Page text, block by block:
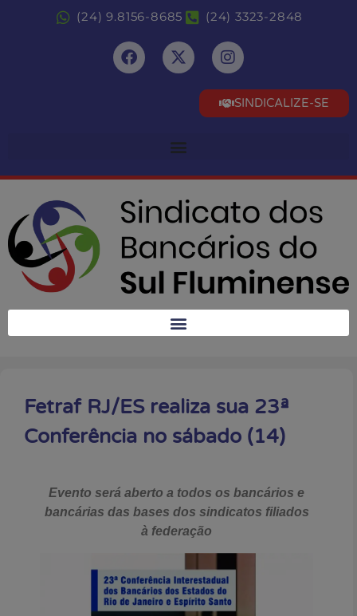
(24) 9.8156-8685 (24) 3323-2848
SINDICALIZE-SE
Fetraf RJ/ES realiza sua 23ª
Conferência no sábado (14)
Evento será aberto a todos os bancários e
bancárias das bases dos sindicatos filiados
à federação